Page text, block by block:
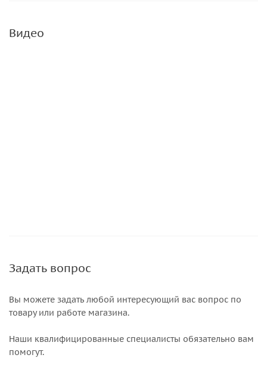
Видео
Задать вопрос
Вы можете задать любой интересующий вас вопрос по
товару или работе магазина.
Наши квалифицированные специалисты обязательно вам
помогут.